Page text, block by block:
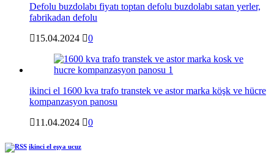
Defolu buzdolabı fiyatı toptan defolu buzdolabı satan yerler,
fabrikadan defolu
15.04.2024
0
ikinci el 1600 kva trafo transtek ve astor marka köşk ve hücre
kompanzasyon panosu
11.04.2024
0
ikinci el eşya ucuz